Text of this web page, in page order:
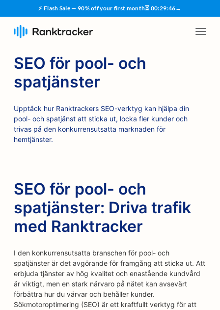
⚡ Flash Sale — 90% off your first month⏳ 00:29:45→
SEO för pool- och
spatjänster
Upptäck hur Ranktrackers SEO-verktyg kan hjälpa din
pool- och spatjänst att sticka ut, locka fler kunder och
trivas på den konkurrensutsatta marknaden för
hemtjänster.
SEO för pool- och
spatjänster: Driva trafik
med Ranktracker
I den konkurrensutsatta branschen för pool- och
spatjänster är det avgörande för framgång att sticka ut. Att
erbjuda tjänster av hög kvalitet och enastående kundvård
är viktigt, men en stark närvaro på nätet kan avsevärt
förbättra hur du värvar och behåller kunder.
Sökmotoroptimering (SEO) är ett kraftfullt verktyg för att